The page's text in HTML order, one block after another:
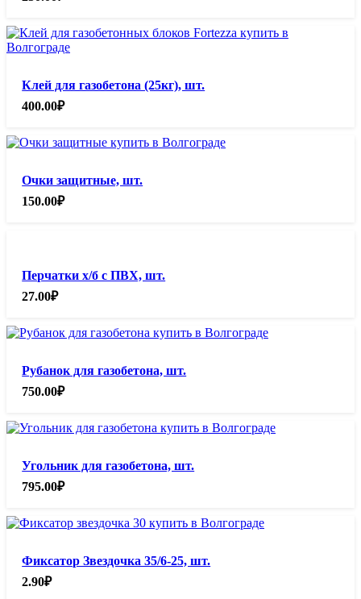
Клей для газобетона (25кг), шт.
400.00₽
Очки защитные, шт.
150.00₽
Перчатки х/б с ПВХ, шт.
27.00₽
Рубанок для газобетона, шт.
750.00₽
Угольник для газобетона, шт.
795.00₽
Фиксатор Звездочка 35/6-25, шт.
2.90₽